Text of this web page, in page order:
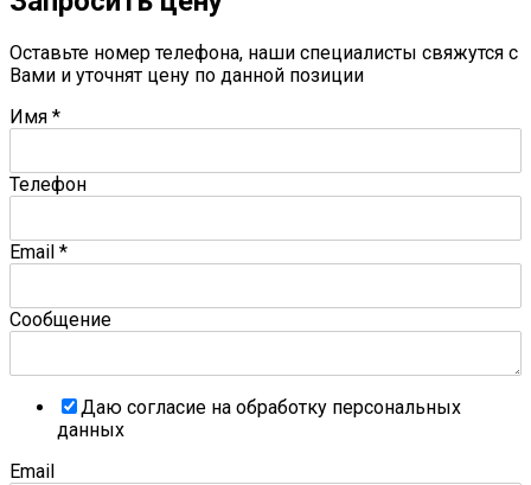
Оставьте номер телефона, наши специалисты свяжутся с
Вами и уточнят цену по данной позиции
Имя *
Телефон
Email *
Сообщение
Даю согласие на обработку персональных
данных
Email